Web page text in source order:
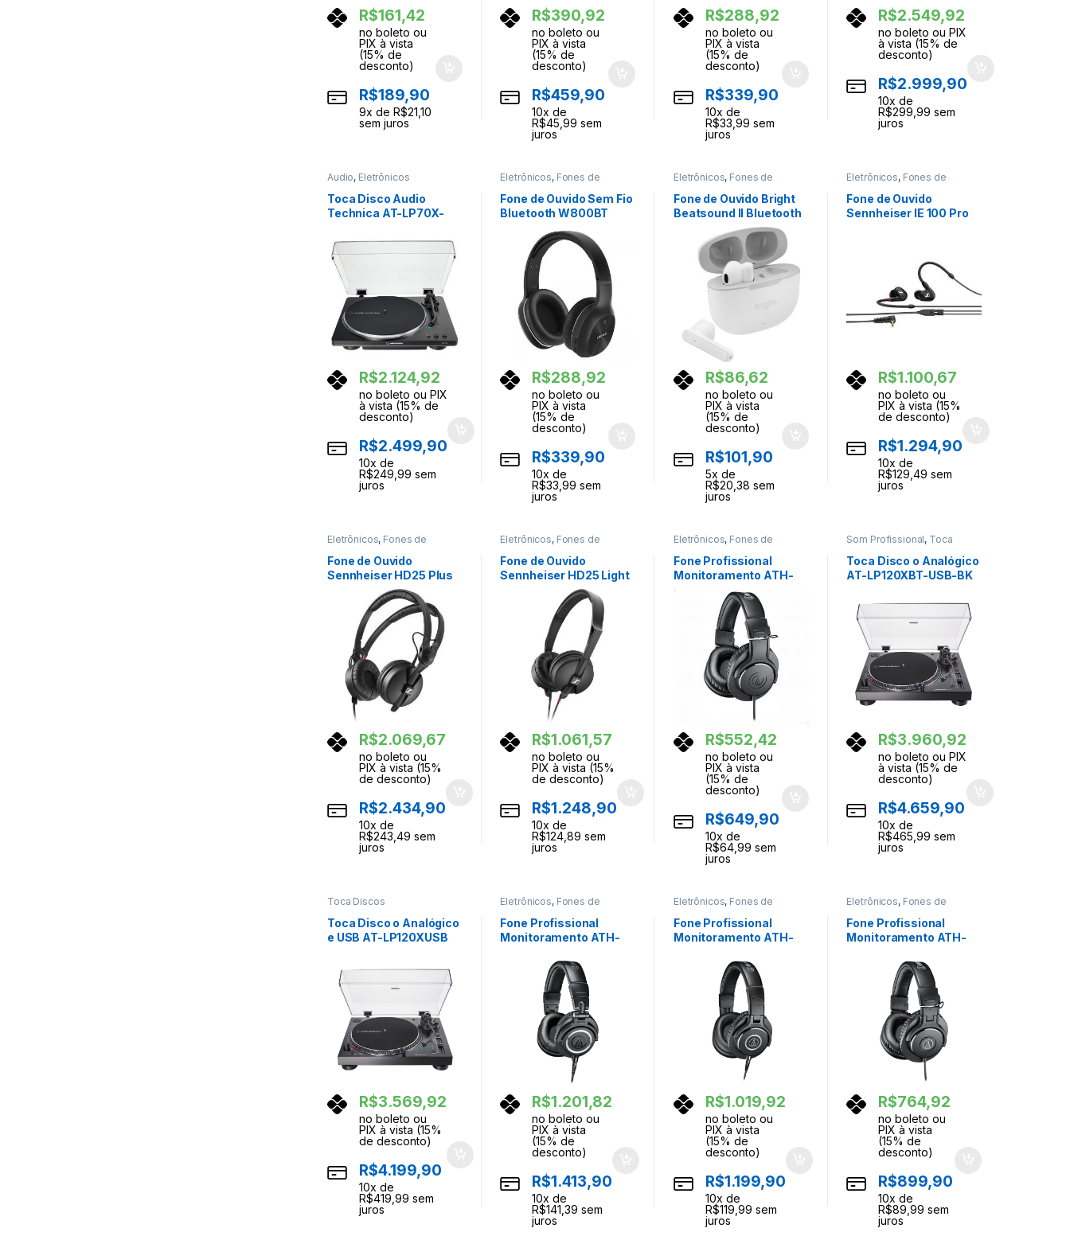
R$161,42
no boleto ou
PIX à vista
(15% de
desconto)
R$189,90
9x de R$21,10
sem juros
R$390,92
no boleto ou
PIX à vista
(15% de
desconto)
R$459,90
10x de
R$45,99 sem
juros
R$288,92
no boleto ou
PIX à vista
(15% de
desconto)
R$339,90
10x de
R$33,99 sem
juros
R$2.549,92
no boleto ou PIX
à vista (15% de
desconto)
R$2.999,90
10x de
R$299,99 sem
juros
Audio, Eletrônicos
Toca Disco Audio
Technica AT-LP70X-
R$2.124,92
no boleto ou PIX
à vista (15% de
desconto)
R$2.499,90
10x de
R$249,99 sem
juros
Eletrônicos, Fones de
Fone de Ouvido Sem Fio
Bluetooth W800BT
R$288,92
no boleto ou
PIX à vista
(15% de
desconto)
R$339,90
10x de
R$33,99 sem
juros
Eletrônicos, Fones de
Fone de Ouvido Bright
Beatsound II Bluetooth
R$86,62
no boleto ou
PIX à vista
(15% de
desconto)
R$101,90
5x de
R$20,38 sem
juros
Eletrônicos, Fones de
Fone de Ouvido
Sennheiser IE 100 Pro
R$1.100,67
no boleto ou
PIX à vista (15%
de desconto)
R$1.294,90
10x de
R$129,49 sem
juros
Eletrônicos, Fones de
Fone de Ouvido
Sennheiser HD25 Plus
R$2.069,67
no boleto ou
PIX à vista (15%
de desconto)
R$2.434,90
10x de
R$243,49 sem
juros
Eletrônicos, Fones de
Fone de Ouvido
Sennheiser HD25 Light
R$1.061,57
no boleto ou
PIX à vista (15%
de desconto)
R$1.248,90
10x de
R$124,89 sem
juros
Eletrônicos, Fones de
Fone Profissional
Monitoramento ATH-
M20x Audio Technica
R$552,42
no boleto ou
PIX à vista
(15% de
desconto)
R$649,90
10x de
R$64,99 sem
juros
Som Profissional, Toca
Toca Disco o Analógico
AT-LP120XBT-USB-BK
R$3.960,92
no boleto ou PIX
à vista (15% de
desconto)
R$4.659,90
10x de
R$465,99 sem
juros
Toca Discos
Toca Disco o Analógico
e USB AT-LP120XUSB
R$3.569,92
no boleto ou
PIX à vista (15%
de desconto)
R$4.199,90
10x de
R$419,99 sem
juros
Eletrônicos, Fones de
Fone Profissional
Monitoramento ATH-
R$1.201,82
no boleto ou
PIX à vista
(15% de
desconto)
R$1.413,90
10x de
R$141,39 sem
juros
Eletrônicos, Fones de
Fone Profissional
Monitoramento ATH-
R$1.019,92
no boleto ou
PIX à vista
(15% de
desconto)
R$1.199,90
10x de
R$119,99 sem
juros
Eletrônicos, Fones de
Fone Profissional
Monitoramento ATH-
R$764,92
no boleto ou
PIX à vista
(15% de
desconto)
R$899,90
10x de
R$89,99 sem
juros